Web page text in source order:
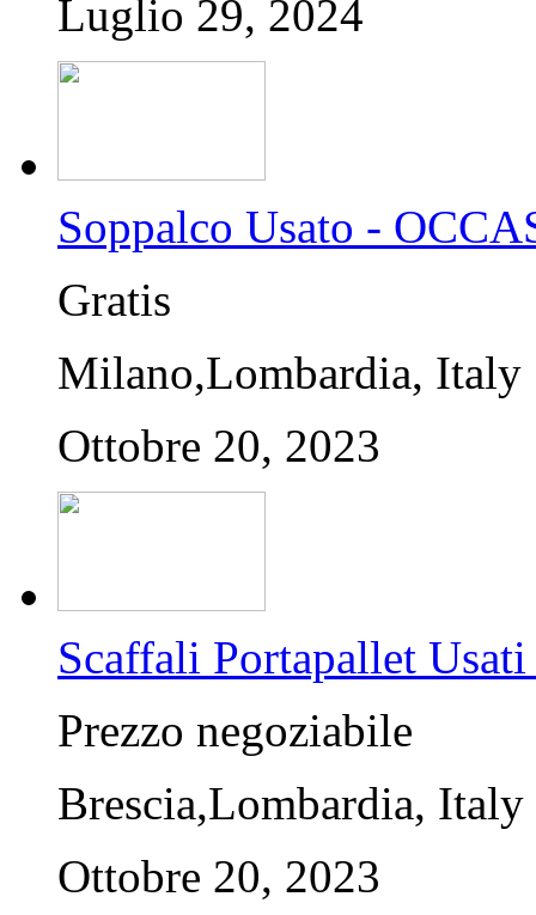
Luglio 29, 2024
Soppalco Usato -
Gratis
Milano,Lombardia, Italy
Ottobre 20, 2023
Scaffali Portapallet
Prezzo negoziabile
Brescia,Lombardia, Italy
Ottobre 20, 2023